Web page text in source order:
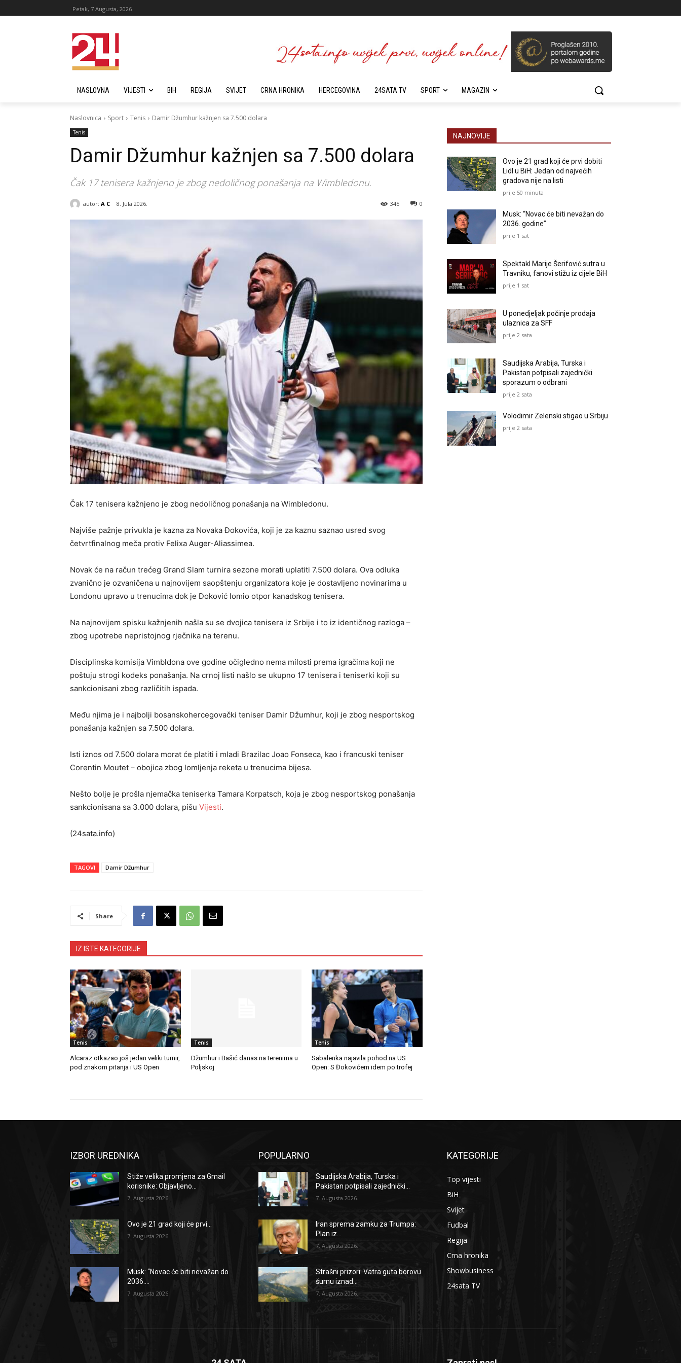
Petak, 7 Augusta, 2026
NASLOVNA VIJESTI BIH REGIJA SVIJET CRNA HRONIKA HERCEGOVINA 24SATA TV SPORT MAGAZIN
Naslovnica Sport Tenis Damir Džumhur kažnjen sa 7.500 dolara
Tenis
Damir Džumhur kažnjen sa 7.500 dolara
Čak 17 tenisera kažnjeno je zbog nedoličnog ponašanja na Wimbledonu.
autor: A C 8. Jula 2026. 0
345
Čak 17 tenisera kažnjeno je zbog nedoličnog ponašanja na Wimbledonu.
Najviše pažnje privukla je kazna za Novaka Đokovića, koji je za kaznu saznao usred svog
četvrtfinalnog meča protiv Felixa Auger-Aliassimea.
Novak će na račun trećeg Grand Slam turnira sezone morati uplatiti 7.500 dolara. Ova odluka
zvanično je ozvaničena u najnovijem saopštenju organizatora koje je dostavljeno novinarima u
Londonu upravo u trenucima dok je Đoković lomio otpor kanadskog tenisera.
Na najnovijem spisku kažnjenih našla su se dvojica tenisera iz Srbije i to iz identičnog razloga –
zbog upotrebe nepristojnog rječnika na terenu.
Disciplinska komisija Vimbldona ove godine očigledno nema milosti prema igračima koji ne
poštuju strogi kodeks ponašanja. Na crnoj listi našlo se ukupno 17 tenisera i teniserki koji su
sankcionisani zbog različitih ispada.
Među njima je i najbolji bosanskohercegovački teniser Damir Džumhur, koji je zbog nesportskog
ponašanja kažnjen sa 7.500 dolara.
Isti iznos od 7.500 dolara morat će platiti i mladi Brazilac Joao Fonseca, kao i francuski teniser
Corentin Moutet – obojica zbog lomljenja reketa u trenucima bijesa.
Nešto bolje je prošla njemačka teniserka Tamara Korpatsch, koja je zbog nesportskog ponašanja
sankcionisana sa 3.000 dolara, pišu Vijesti.
(24sata.info)
TAGOVI Damir Džumhur
Share
IZ ISTE KATEGORIJE
Tenis
Alcaraz otkazao još jedan veliki turnir,
pod znakom pitanja i US Open
Tenis
Džumhur i Bašić danas na terenima u
Poljskoj
Tenis
Sabalenka najavila pohod na US
Open: S Đokovićem idem po trofej
NAJNOVIJE
Ovo je 21 grad koji će prvi dobiti
Lidl u BiH: Jedan od najvećih
gradova nije na listi
prije 50 minuta
Musk: “Novac će biti nevažan do
2036. godine”
prije 1 sat
Spektakl Marije Šerifović sutra u
Travniku, fanovi stižu iz cijele BiH
prije 1 sat
U ponedjeljak počinje prodaja
ulaznica za SFF
prije 2 sata
Saudijska Arabija, Turska i
Pakistan potpisali zajednički
sporazum o odbrani
prije 2 sata
Volodimir Zelenski stigao u Srbiju
prije 2 sata
IZBOR UREDNIKA
Stiže velika promjena za Gmail
korisnike: Objavljeno...
7. Augusta 2026.
Ovo je 21 grad koji će prvi...
7. Augusta 2026.
Musk: “Novac će biti nevažan do
2036....
7. Augusta 2026.
POPULARNO
Saudijska Arabija, Turska i
Pakistan potpisali zajednički...
7. Augusta 2026.
Iran sprema zamku za Trumpa:
Plan iz...
7. Augusta 2026.
Strašni prizori: Vatra guta borovu
šumu iznad...
7. Augusta 2026.
KATEGORIJE
Top vijesti
BiH
Svijet
Fudbal
Regija
Crna hronika
Showbusiness
24sata TV